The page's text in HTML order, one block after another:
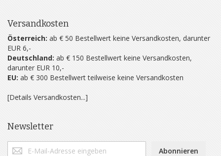
Versandkosten
Österreich: ab € 50 Bestellwert keine Versandkosten, darunter
EUR 6,-
Deutschland: ab € 150 Bestellwert keine Versandkosten,
darunter EUR 10,-
EU: ab € 300 Bestellwert teilweise keine Versandkosten
[Details Versandkosten...]
Newsletter
Abonnieren